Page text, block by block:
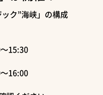
ク”海峡」の構成
15:30
16:00